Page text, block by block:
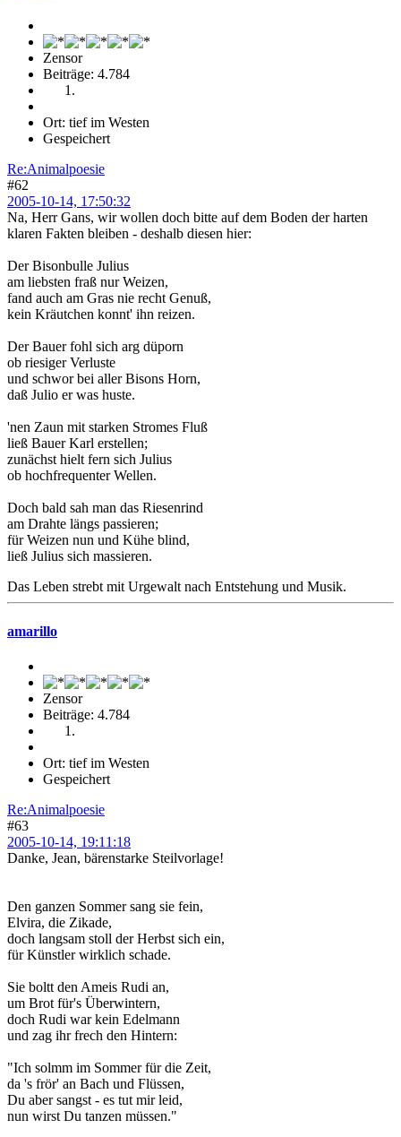
Zensor
Beiträge: 4.784
Ort: tief im Westen
Gespeichert
Re:Animalpoesie
#62
2005-10-14, 17:50:32
Na, Herr Gans, wir wollen doch bitte auf dem Boden der harten
klaren Fakten bleiben - deshalb diesen hier:
Der Bisonbulle Julius
am liebsten fraß nur Weizen,
fand auch am Gras nie recht Genuß,
kein Kräutchen konnt' ihn reizen.
Der Bauer fohl sich arg düporn
ob riesiger Verluste
und schwor bei aller Bisons Horn,
daß Julio er was huste.
'nen Zaun mit starken Stromes Fluß
ließ Bauer Karl erstellen;
zunächst hielt fern sich Julius
ob hochfrequenter Wellen.
Doch bald sah man das Riesenrind
am Drahte längs passieren;
für Weizen nun und Kühe blind,
ließ Julius sich massieren.
Das Leben strebt mit Urgewalt nach Entstehung und Musik.
amarillo
Zensor
Beiträge: 4.784
Ort: tief im Westen
Gespeichert
Re:Animalpoesie
#63
2005-10-14, 19:11:18
Danke, Jean, bärenstarke Steilvorlage!
Den ganzen Sommer sang sie fein,
Elvira, die Zikade,
doch langsam stoll der Herbst sich ein,
für Künstler wirklich schade.
Sie boltt den Ameis Rudi an,
um Brot für's Überwintern,
doch Rudi war kein Edelmann
und zag ihr frech den Hintern:
"Ich solmm im Sommer für die Zeit,
da 's frör' an Bach und Flüssen,
Du aber sangst - es tut mir leid,
nun wirst Du tanzen müssen."